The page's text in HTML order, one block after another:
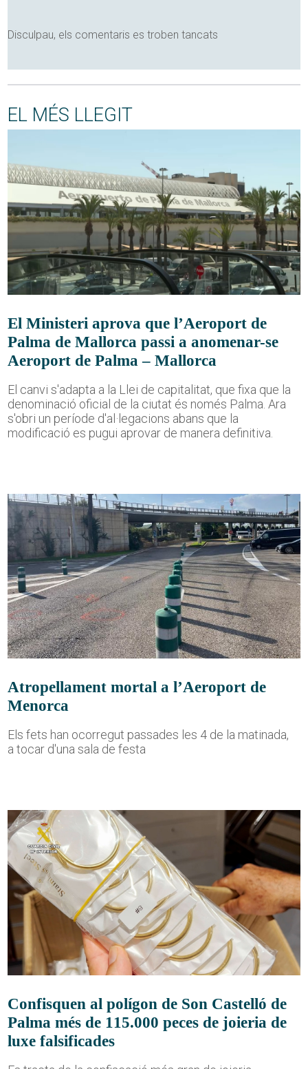
Disculpau, els comentaris es troben tancats
EL MÉS LLEGIT
El Ministeri aprova que l’Aeroport de
Palma de Mallorca passi a anomenar-se
Aeroport de Palma – Mallorca
El canvi s'adapta a la Llei de capitalitat, que fixa que la
denominació oficial de la ciutat és només Palma. Ara
s'obri un període d'al·legacions abans que la
modificació es pugui aprovar de manera definitiva.
Atropellament mortal a l’Aeroport de
Menorca
Els fets han ocorregut passades les 4 de la matinada,
a tocar d'una sala de festa
Confisquen al polígon de Son Castelló de
Palma més de 115.000 peces de joieria de
luxe falsificades